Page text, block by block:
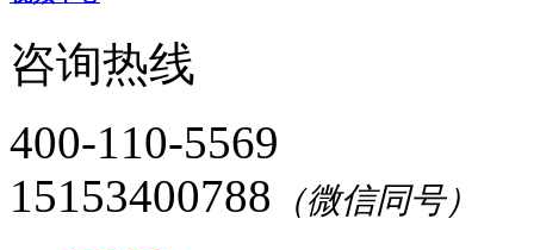
咨询热线
400-110-5569
15153400788 （微信同号）